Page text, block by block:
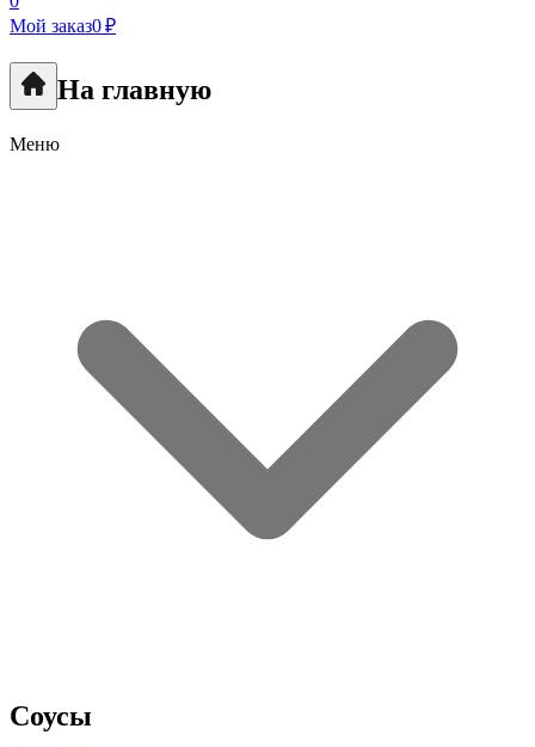
Мой заказ0 ₽
На главную
Меню
Соусы